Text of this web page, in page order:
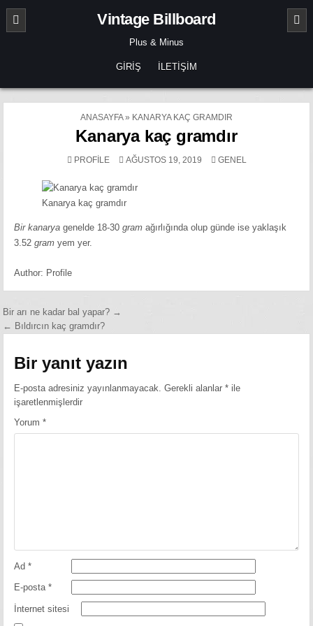
Skip
content
Vintage Billboard
Plus & Minus
GIRIŞ İLETIŞIM
ANASAYFA» KANARYA KAÇ GRAMDIR
Kanarya kaç gramdır
PROFILE AĞUSTOS 19, 2019
POSTED
GENEL
Kanarya kaç gramdır
Bir kanarya genelde 18-30gram ağırlığında olup günde ise yaklaşık
3.52gram yem yer.
Author: Profile
Yazı
gezinmesi
Bir arı ne kadar bal yapar? →
← Bıldırcın kaç gramdır?
Bir yanıt yazın
E-posta adresiniz yayınlanmayacak. Gerekli alanlar* ile
işaretlenmişlerdir
Yorum*
Ad*
E-posta*
İnternet sitesi